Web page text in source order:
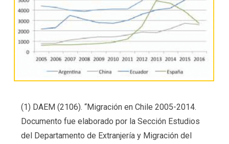
(1) DAEM (2106). “Migración en Chile 2005-2014.
Documento fue elaborado por la Sección Estudios
del Departamento de Extranjería y Migración del